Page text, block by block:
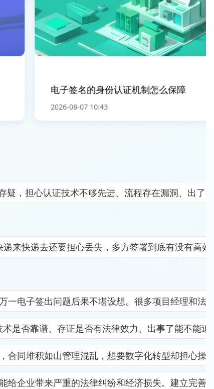
电子签名的身份认证机制怎么保障
2026-08-07 10:43
，担心认证技术不够先进、流程存在漏洞、出了
来快递去还要担心丢失，多方签署到底有没有高
电子签出问题后果不堪设想。很多项目经理和法
否靠谱、存证是否有法律效力、出事了能不能
同堆积如山管理混乱，想要数字化转型却担心操
企业带来严重的法律纠纷和经济损失。建立完